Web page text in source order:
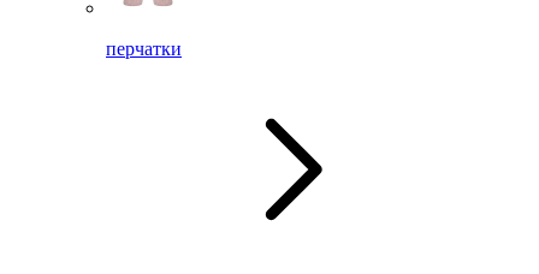
перчатки